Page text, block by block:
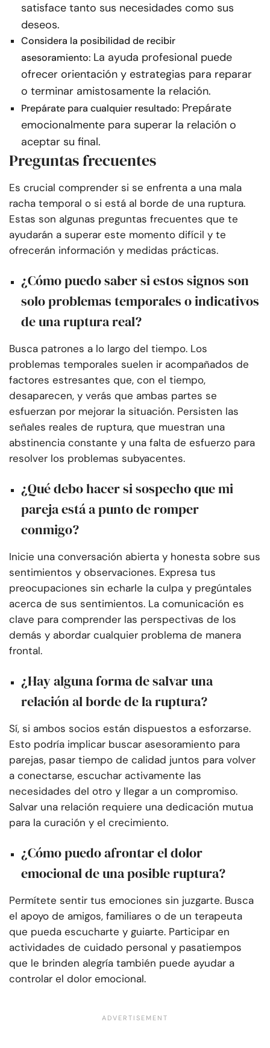
satisface tanto sus necesidades como sus
deseos.
Considera la posibilidad de recibir
asesoramiento: La ayuda profesional puede
ofrecer orientación y estrategias para reparar
o terminar amistosamente la relación.
Prepárate para cualquier resultado: Prepárate
emocionalmente para superar la relación o
aceptar su final.
Preguntas frecuentes
Es crucial comprender si se enfrenta a una mala
racha temporal o si está al borde de una ruptura.
Estas son algunas preguntas frecuentes que te
ayudarán a superar este momento difícil y te
ofrecerán información y medidas prácticas.
¿Cómo puedo saber si estos signos son
solo problemas temporales o indicativos
de una ruptura real?
Busca patrones a lo largo del tiempo. Los
problemas temporales suelen ir acompañados de
factores estresantes que, con el tiempo,
desaparecen, y verás que ambas partes se
esfuerzan por mejorar la situación. Persisten las
señales reales de ruptura, que muestran una
abstinencia constante y una falta de esfuerzo para
resolver los problemas subyacentes.
¿Qué debo hacer si sospecho que mi
pareja está a punto de romper
conmigo?
Inicie una conversación abierta y honesta sobre sus
sentimientos y observaciones. Expresa tus
preocupaciones sin echarle la culpa y pregúntales
acerca de sus sentimientos. La comunicación es
clave para comprender las perspectivas de los
demás y abordar cualquier problema de manera
frontal.
¿Hay alguna forma de salvar una
relación al borde de la ruptura?
Sí, si ambos socios están dispuestos a esforzarse.
Esto podría implicar buscar asesoramiento para
parejas, pasar tiempo de calidad juntos para volver
a conectarse, escuchar activamente las
necesidades del otro y llegar a un compromiso.
Salvar una relación requiere una dedicación mutua
para la curación y el crecimiento.
¿Cómo puedo afrontar el dolor
emocional de una posible ruptura?
Permítete sentir tus emociones sin juzgarte. Busca
el apoyo de amigos, familiares o de un terapeuta
que pueda escucharte y guiarte. Participar en
actividades de cuidado personal y pasatiempos
que le brinden alegría también puede ayudar a
controlar el dolor emocional.